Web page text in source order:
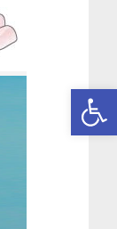
פתח סרגל נגישות